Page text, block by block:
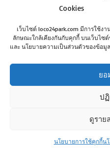
Cookies
เว็บไซต์ loco24park.com มีการใช้ง
ลักษณะใกล้เคียงกันกับคุกกี้ บนเว็บไซ
และ นโยบายความเป็นส่วนตัวของข้อมู
ยอ
ปฏิ
ดูราย
นโยบายการใช้คุกกี้น
Ascott Embassy
©Copyright
Reserved.